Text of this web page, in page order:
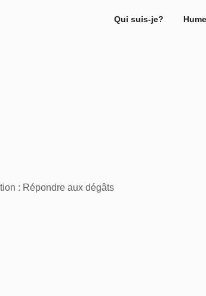
Qui suis-je?
: Répondre aux dégâts